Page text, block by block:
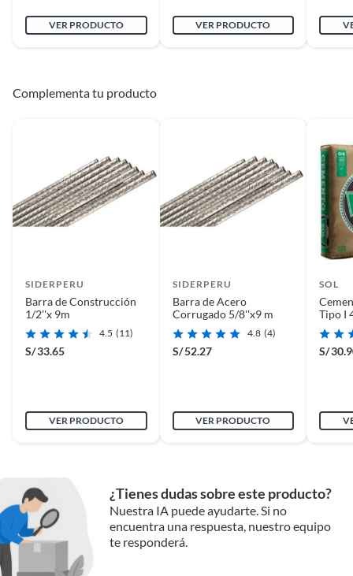
VER PRODUCTO VER PRODUCTO
Complementa tu producto
SIDERPERU
Barra de Construcción
1/2''x 9m
4.5 (11)
S/33.65
VER PRODUCTO
SIDERPERU
Barra de Acero
Corrugado 5/8''x9 m
4.8 (4)
S/52.27
VER PRODUCTO
SOL
Tipo I
S/
¿Tienes dudas sobre este producto?
Nuestra IA puede ayudarte. Si no
encuentra una respuesta, nuestro equipo
te responderá.